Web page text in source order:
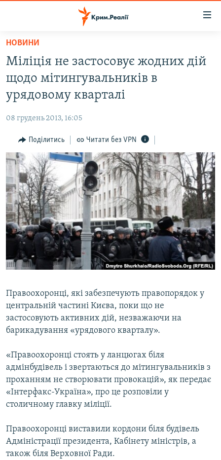
Перейти
основного
матеріалу
до
основної
навігації
Перейти
до
пошуку
ВОДА.КРИМ
БЛОГИ
ПОГЛЯД
ІНТЕРВ'Ю
ВСЕ ЗА ДЕНЬ
СПЕЦПРОЕКТИ
ДЕПОРТАЦІЯ
ВІДЕОУРОКИ «ELIFBE»
СВІДЧЕННЯ ОКУПАЦІЇ
УКРАЇНСЬКА ПРОБЛЕМА КРИМУ
ЯК ОБІЙТИ БЛОКУВАННЯ
Русский
Qırımtatar
Усі сайти RFE/RL
НОВИНИ
Міліція не застосовує жодних дій
щодо мітингувальників в
урядовому кварталі
08 грудень 2013, 16:05
Поділитись Читати без VPN
Правоохоронці, які забезпечують правопорядок у
центральній частині Києва, поки що не
застосовують активних дій, незважаючи на
барикадування «урядового кварталу».
«Правоохоронці стоять у ланцюгах біля
адмінбудівель і звертаються до мітингувальників з
проханням не створювати провокацій», як передає
«Інтерфакс-Україна», про це розповіли у
столичному главку міліції.
Правоохоронці виставили кордони біля будівель
Адміністрації президента, Кабінету міністрів, a
також біля Верховної Ради.